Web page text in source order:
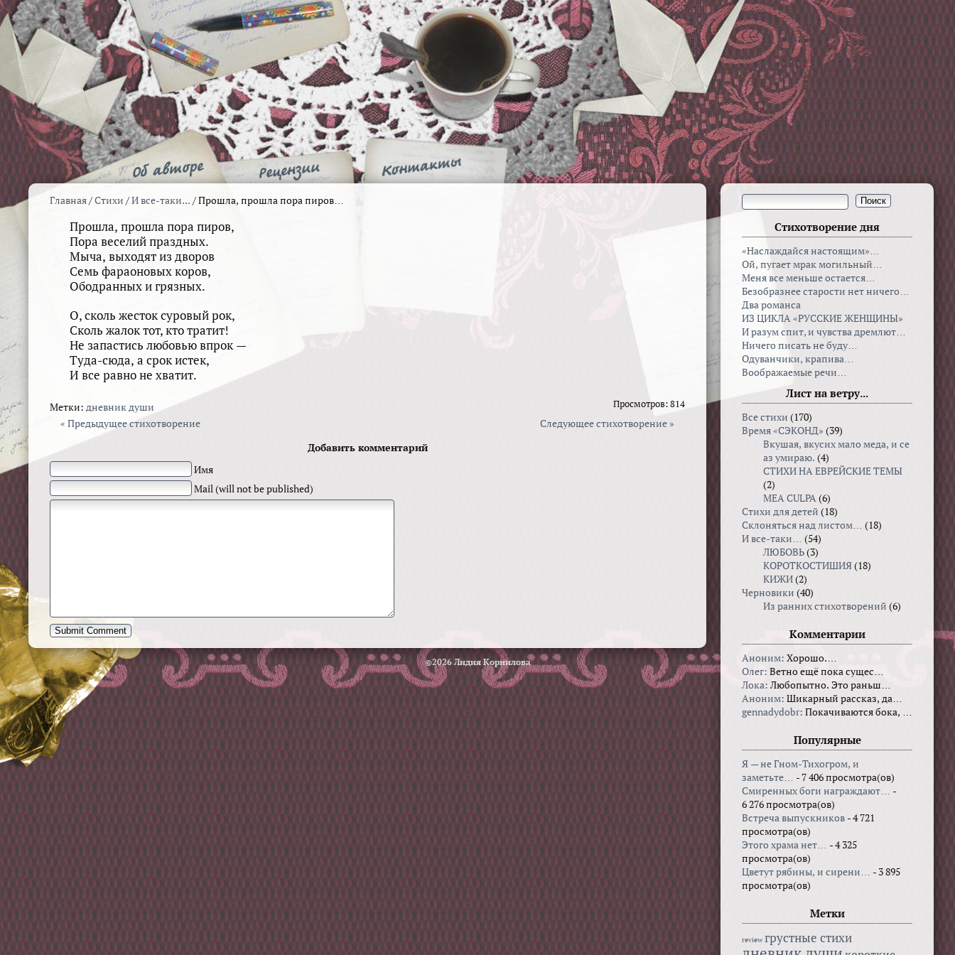
Стихотворение дня
«Наслаждайся настоящим»…
Ой, пугает мрак могильный…
Меня все меньше остается…
Безобразнее старости нет ничего…
Два романса
ИЗ ЦИКЛА «РУССКИЕ ЖЕНЩИНЫ»
И разум спит, и чувства дремлют…
Ничего писать не буду…
Одуванчики, крапива…
Воображаемые речи…
Лист на ветру...
Все стихи (170)
Время «СЭКОНД» (39)
Вкушая, вкуcих мало меда, и се
аз умираю. (4)
СТИХИ НА ЕВРЕЙСКИЕ ТЕМЫ
(2)
MEA CULPA(6)
Стихи для детей (18)
Склоняться над листом… (18)
И все-таки… (54)
ЛЮБОВЬ(3)
КОРОТКОСТИШИЯ(18)
КИЖИ(2)
Черновики (40)
Из ранних стихотворений (6)
Комментарии
Аноним: Хорошо.…
Олег: Ветно ещё пока сущес…
Лока: Любопытно. Это раньш…
Аноним: Шикарный рассказ, да…
gennadydobr: Покачиваются бока, …
Популярные
Я — не Гном-Тихогром, и
заметьте… - 7 406 просмотра(ов)
Смиренных боги награждают… -
6 276 просмотра(ов)
Встреча выпускников - 4 721
просмотра(ов)
Этого храма нет… - 4 325
просмотра(ов)
Цветут рябины, и сирени… - 3 895
просмотра(ов)
Метки
review грустные стихи
Главная/Стихи /И все-таки... /Прошла, прошла пора пиров…
Прошла, прошла пора пиров,
Пора веселий праздных.
Мыча, выходят из дворов
Семь фараоновых коров,
Ободранных и грязных.
О, сколь жесток суровый рок,
Сколь жалок тот, кто тратит!
Не запастись любовью впрок —
Туда-сюда, а срок истек,
И все равно не хватит.
Просмотров: 814
Метки: дневник души
« Предыдущее стихотворение
Следующее стихотворение »
Добавить комментарий
Имя
Mail (will not be published)
©2026 Лидия Корнилова